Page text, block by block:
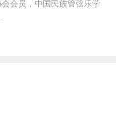
会员，中国民族管弦乐学